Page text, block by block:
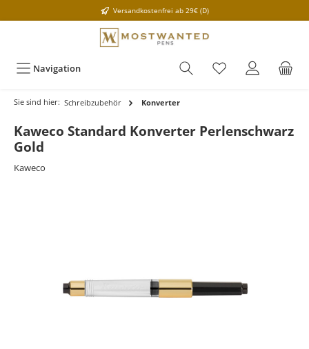
Versandkostenfrei ab 29€ (D)
Navigation
Sie sind hier: Schreibzubehör Konverter
Kaweco Standard Konverter Perlenschwarz
Gold
Kaweco